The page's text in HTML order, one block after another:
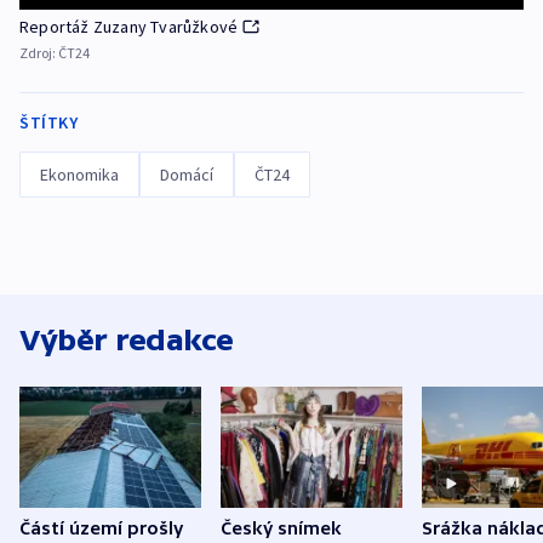
Reportáž Zuzany Tvarůžkové
Zdroj: ČT24
ŠTÍTKY
Ekonomika Domácí ČT24
Výběr redakce
Částí území prošly
Český snímek
Srážka